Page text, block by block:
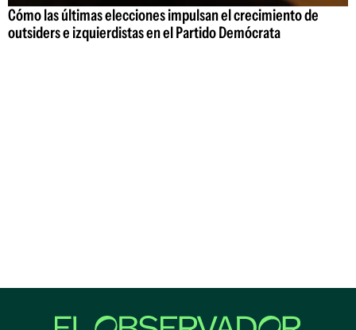
Cómo las últimas elecciones impulsan el crecimiento de
outsiders e izquierdistas en el Partido Demócrata